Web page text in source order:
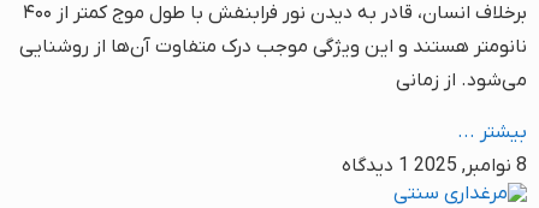
برخلاف انسان، قادر به دیدن نور فرابنفش با طول موج کمتر از ۴۰۰
نانومتر هستند و این ویژگی موجب درک متفاوت آن‌ها از روشنایی
می‌شود. از زمانی
بیشتر ...
8 نوامبر, 2025
1 دیدگاه